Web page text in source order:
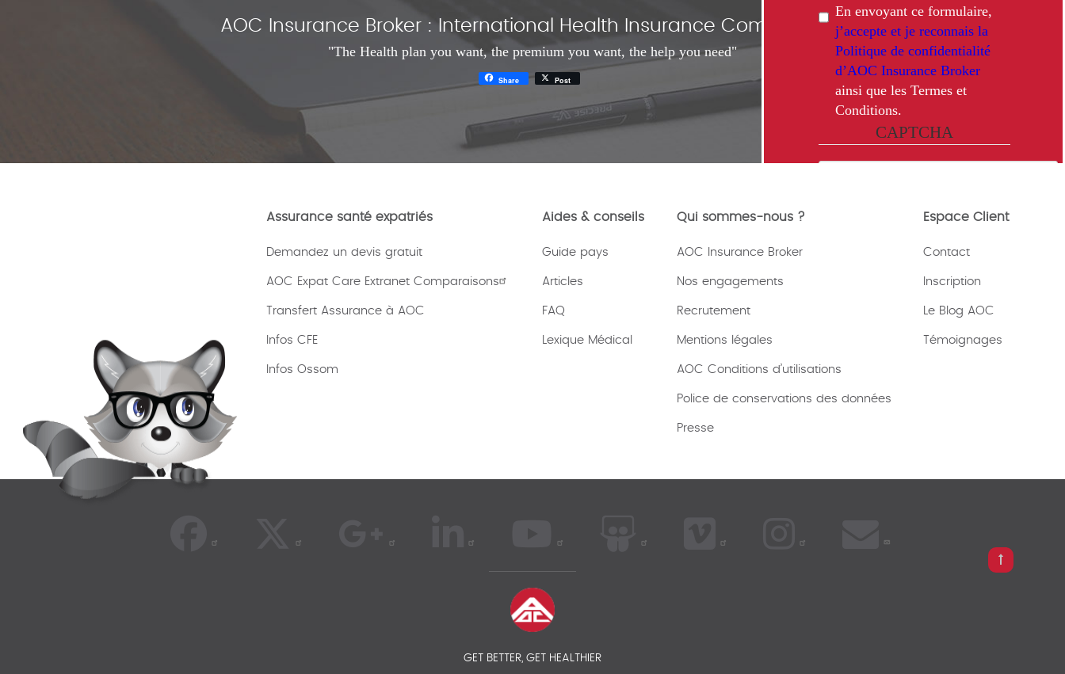
En envoyant ce formulaire,
j’accepte et je reconnais la
Politique de confidentialité
d’AOC Insurance Broker
ainsi que les Termes et
Conditions.
CAPTCHA
whether or not you are a human
visitor and to prevent automated
AOC Insurance Broker : International Health Insurance Comparisons
"The Health plan you want, the premium you want, the help you need"
Share Post
Assurance santé expatriés
Demandez un devis gratuit
AOC Expat Care Extranet Comparaisons
Transfert Assurance à AOC
Infos CFE
Infos Ossom
Aides & conseils
Guide pays
Articles
FAQ
Lexique Médical
Qui sommes-nous ?
AOC Insurance Broker
Nos engagements
Recrutement
Mentions légales
AOC Conditions d’utilisations
Police de conservations des données
Presse
Espace Client
Contact
Inscription
Le Blog AOC
Témoignages
GET BETTER, GET HEALTHIER